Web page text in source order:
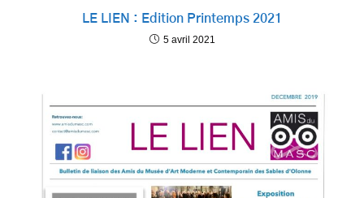
LE LIEN : Edition Printemps 2021
5 avril 2021